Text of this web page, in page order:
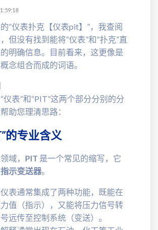
“仪表扑克【仪表pit】”，我查阅
但没有找到能将“仪表”和“扑克”直
明确信息。目前看来，这更像是
念组合而成的词语。
仪表”和“PIT”这两个部分分别的分
助您理清思路：
的专业含义
域， PIT 是一个常见的缩写，它
示变送器。
表通常集成了两种功能，既能在
值（指示），又能将压力信号转
远传至控制系统（变送）。